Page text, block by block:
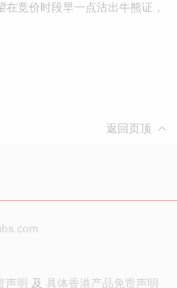
竞价时段早一点沽出牛熊证，
返回页顶
声明 及 具体香港产品免责声明